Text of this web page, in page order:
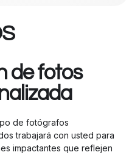
de fotos
de fotógrafos
trabajará con usted para
impactantes que reflejen